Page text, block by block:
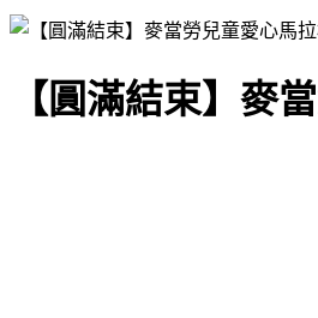
【圓滿結束】麥